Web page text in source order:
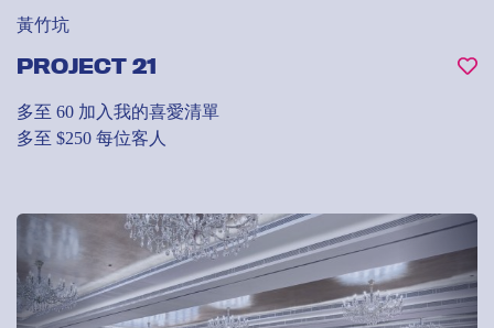
黃竹坑
PROJECT 21
多至 60 加入我的喜愛清單
多至 $250 每位客人